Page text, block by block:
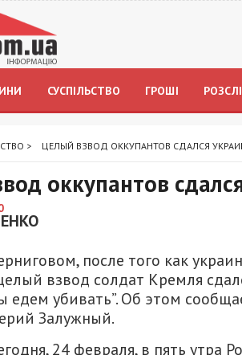
СУСПІЛЬСТВО ГРОШІ
> ЦЕЛЫЙ ВЗВОД ОККУПАНТОВ СДАЛСЯ
оккупантов
после того как
взвод солдат Кремля
едем убивать”. Об этом
Залужный.
24 февраля, в пять утра